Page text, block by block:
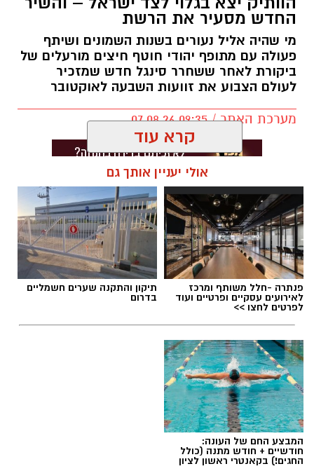
החדש מסעיר את הרשת
מי שהיה אליל נעורים בשנות השמונים ושיתף
פעולה עם מתופף יהודי חוטף חיצים מורעלים של
ביקורת לאחר ששחרר סינגל חדש שמזכיר
לעולם הצבוע את זוועות השבעה לאוקטובר
מערכת האתר / 09:35 07.08.26
תגים:בוי ג'ורג'
בוי ג'ורג' השיר החדש שתומך בישראל הקשיבו
למילים וצפו בקלפי הרשמי
קרא עוד
אולי יעניין אותך גם
פנתרה -חלל משותף ומרכז
לאירועים עסקיים ופרטיים ועוד
לפרטים לחצו >>
תיקון והתקנה שערים חשמליים
בדרום
המבצע החם של העונה:
חודשיים + חודש מתנה (כולל
החגים!) בקאנטרי ראשון לציון